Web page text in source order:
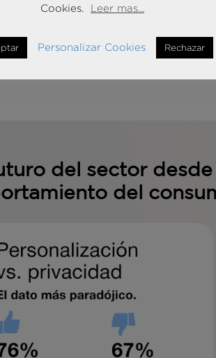
aterrizó los insights en
ejemplos reales
de cómo las
los están aplicando.
del sector
del
Cookies.
Leer mas...
Personalizar Cookies Rechazar